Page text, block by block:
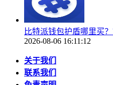
比特派钱包护盾哪里买
2026-08-06 16:11:12
关于我们
联系我们